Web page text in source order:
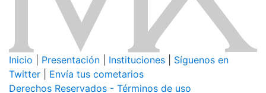
Inicio Presentación Instituciones
Síguenos en
Twitter
Envía tus cometarios
Derechos Reservados - Términos de uso